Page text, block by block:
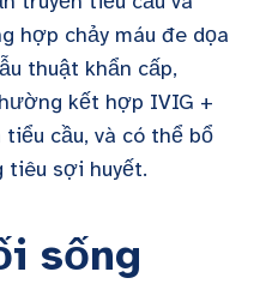
hợp chảy máu đe dọa
thuật khẩn cấp,
kết hợp IVIG +
cầu, và có thể bổ
tiêu sợi huyết.
sống